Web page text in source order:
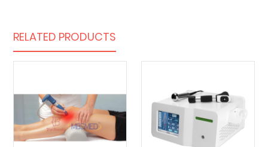
RELATED PRODUCTS